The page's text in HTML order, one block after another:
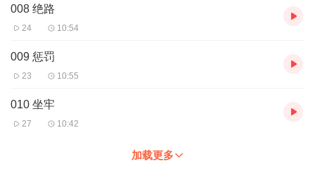
008 绝路
24 10:54
009 惩罚
23 10:55
010 坐牢
27 10:42
加载更多